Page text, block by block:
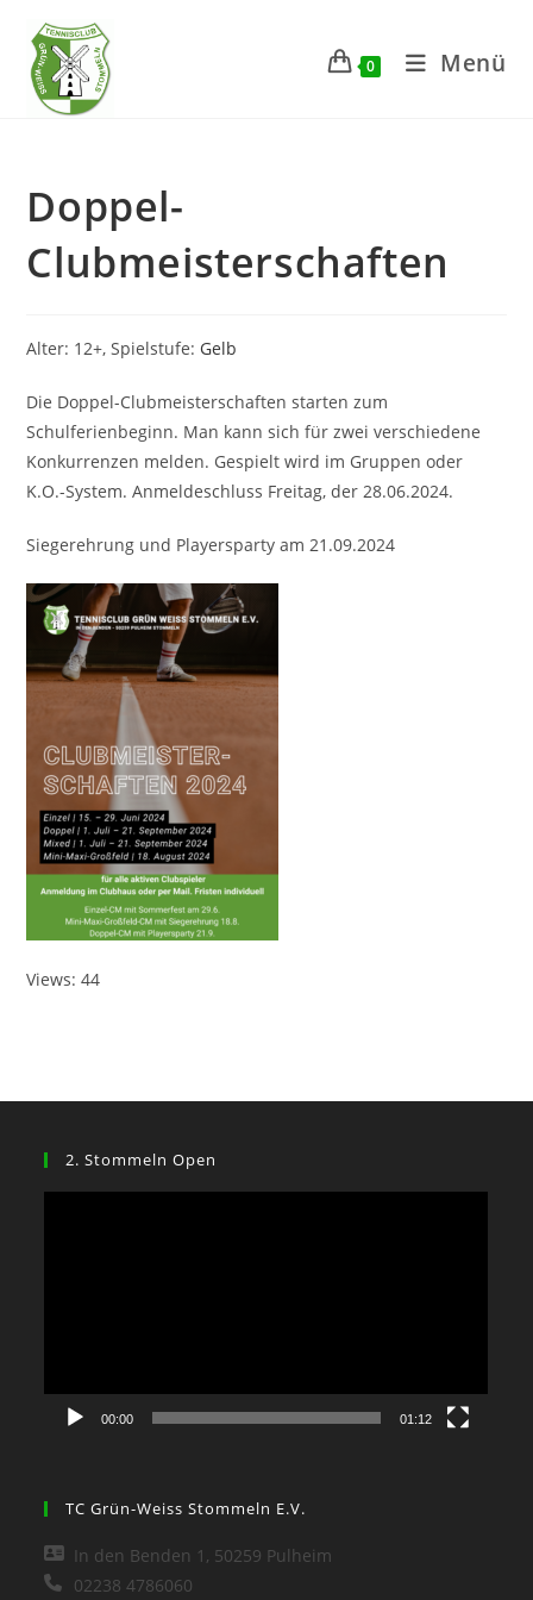
Inhalt
springen
0 Menü
Doppel-
Clubmeisterschaften
Alter: 12+, Spielstufe: Gelb
Die Doppel-Clubmeisterschaften starten zum
Schulferienbeginn. Man kann sich für zwei verschiedene
Konkurrenzen melden. Gespielt wird im Gruppen oder
K.O.-System. Anmeldeschluss Freitag, der 28.06.2024.
Siegerehrung und Playersparty am 21.09.2024
Views: 44
2. Stommeln Open
00:00 01:12
TC Grün-Weiss Stommeln E.V.
In den Benden 1, 50259 Pulheim
02238 4786060